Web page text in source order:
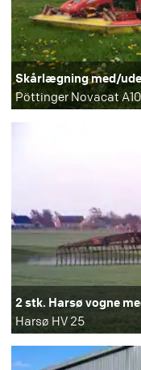
Skårlægning med/
Pöttinger Novacat A10
2 stk. Harsø vogne
Harsø HV 25